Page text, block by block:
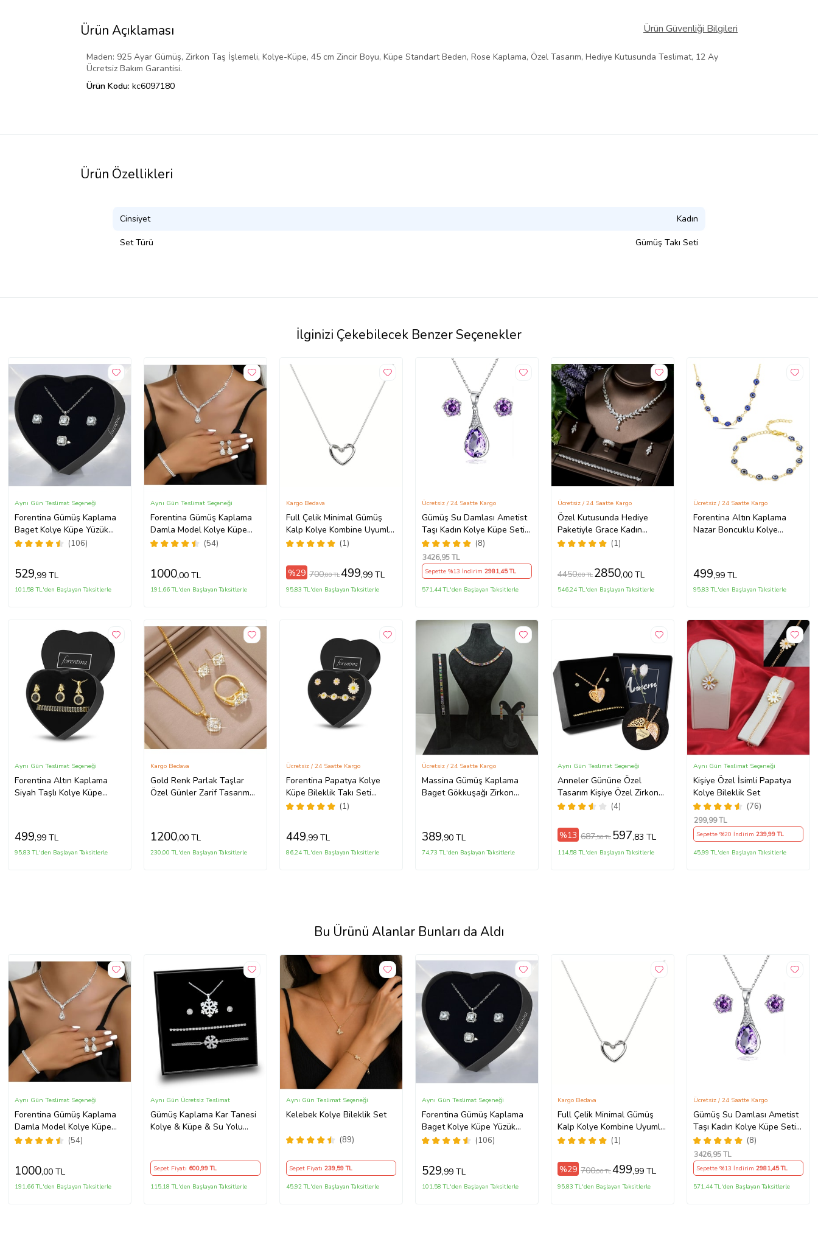
Ürün Açıklaması Ürün Güvenliği Bilgileri
Maden: 925 Ayar Gümüş, Zirkon Taş İşlemeli, Kolye-Küpe, 45 cm Zincir Boyu, Küpe Standart Beden, Rose Kaplama, Özel Tasarım, Hediye Kutusunda Teslimat, 12 Ay
Ücretsiz Bakım Garantisi.
Ürün Kodu: kc6097180
Ürün Özellikleri
Cinsiyet Kadın
Set Türü Gümüş Takı Seti
İlginizi Çekebilecek Benzer Seçenekler
Forentina Gümüş Kaplama
Baget Kolye Küpe Yüzük
Kalpli Kutuda Hediye Takı
(106)
Aynı Gün Teslimat Seçeneği
529,99 TL
101,58 TL'den Başlayan Taksitlerle
Forentina Gümüş Kaplama
Damla Model Kolye Küpe
Bileklik Takı Seti PS3702
(54)
Aynı Gün Teslimat Seçeneği
1000,00 TL
191,66 TL'den Başlayan Taksitlerle
Full Çelik Minimal Gümüş
Kalp Kolye Kombine Uyumlu
Anneye Ablaya Hediye Takı
Hanıma Sevgiliye Kız
Kardeşe Arkadaşa Dosta
(1)
Kargo Bedava
%29 700,00 TL499,99 TL
95,83 TL'den Başlayan Taksitlerle
Gümüş Su Damlası Ametist
Taşı Kadın Kolye Küpe Seti
Gümüş Set (Mor)
(8)
Ücretsiz / 24 Saatte Kargo
3426,95 TL
Sepette %13 İndirim 2981,45 TL
571,44 TL'den Başlayan Taksitlerle
Özel Kutusunda Hediye
Paketiyle Grace Kadın
Yaprak Model Zirkon Taşlı
Yüzük Hediye Set
(1)
Ücretsiz / 24 Saatte Kargo
4450,00 TL 2850,00 TL
546,24 TL'den Başlayan Taksitlerle
Forentina Altın Kaplama
Nazar Boncuklu Kolye
Ücretsiz / 24 Saatte Kargo
499,99 TL
95,83 TL'den Başlayan Taksitlerle
Forentina Altın Kaplama
Siyah Taşlı Kolye Küpe
Aynı Gün Teslimat Seçeneği
499,99 TL
95,83 TL'den Başlayan Taksitlerle
Gold Renk Parlak Taşlar
Özel Günler Zarif Tasarım
Kargo Bedava
1200,00 TL
230,00 TL'den Başlayan Taksitlerle
Forentina Papatya Kolye
Küpe Bileklik Takı Seti
PS2711
(1)
Ücretsiz / 24 Saatte Kargo
449,99 TL
86,24 TL'den Başlayan Taksitlerle
Massina Gümüş Kaplama
Baget Gökkuşağı Zirkon
Ücretsiz / 24 Saatte Kargo
389,90 TL
74,73 TL'den Başlayan Taksitlerle
Anneler Gününe Özel
Tasarım Kişiye Özel Zirkon
Taşlı Gold Renk Açılır
İkili Gold Küpe & Gold
Bileklik
(4)
Aynı Gün Teslimat Seçeneği
%13 687,50 TL 597,83 TL
114,58 TL'den Başlayan Taksitlerle
Kişiye Özel İsimli Papatya
Kolye Bileklik Set
(76)
Aynı Gün Teslimat Seçeneği
299,99 TL
Sepette %20 İndirim239,99 TL
45,99 TL'den Başlayan Taksitlerle
Bu Ürünü Alanlar Bunları da Aldı
Forentina Gümüş Kaplama
Damla Model Kolye Küpe
Bileklik Takı Seti PS3702
(54)
Aynı Gün Teslimat Seçeneği
1000,00 TL
191,66 TL'den Başlayan Taksitlerle
Gümüş Kaplama Kar Tanesi
Kolye & Küpe & Su Yolu
Aynı Gün Ücretsiz Teslimat
Sepet Fiyatı 600,99 TL
115,18 TL'den Başlayan Taksitlerle
Kelebek Kolye Bileklik Set
(89)
Aynı Gün Teslimat Seçeneği
Sepet Fiyatı 239,59 TL
45,92 TL'den Başlayan Taksitlerle
Forentina Gümüş Kaplama
Baget Kolye Küpe Yüzük
Kalpli Kutuda Hediye Takı
(106)
Aynı Gün Teslimat Seçeneği
529,99 TL
101,58 TL'den Başlayan Taksitlerle
Full Çelik Minimal Gümüş
Kalp Kolye Kombine Uyumlu
Anneye Ablaya Hediye Takı
Hanıma Sevgiliye Kız
Kardeşe Arkadaşa Dosta
(1)
Kargo Bedava
%29 700,00 TL499,99 TL
95,83 TL'den Başlayan Taksitlerle
Gümüş Su Damlası Ametist
Taşı Kadın Kolye Küpe Seti
Gümüş Set (Mor)
(8)
Ücretsiz / 24 Saatte Kargo
3426,95 TL
Sepette %13 İndirim2981,45 TL
571,44 TL'den Başlayan Taksitlerle